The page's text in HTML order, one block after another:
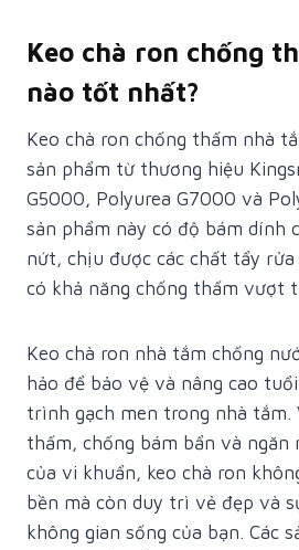
Keo chà ron chống
nào tốt nhất?
Keo chà ron chống thấm nhà
sản phẩm từ thương hiệu
G5000, Polyurea G7000 và
sản phẩm này có độ bám dính
nứt, chịu được các chất tẩy
có khả năng chống thấm vượt
Keo chà ron nhà tắm chống
hảo để bảo vệ và nâng cao
trình gạch men trong nhà tắm.
thấm, chống bám bẩn và ngăn
của vi khuẩn, keo chà ron
bền mà còn duy trì vẻ đẹp và
không gian sống của bạn. Các